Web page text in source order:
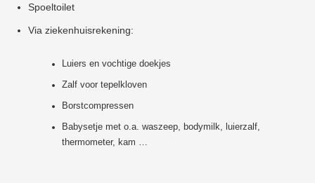
Spoeltoilet
Via ziekenhuisrekening:
Luiers en vochtige doekjes
Zalf voor tepelkloven
Borstcompressen
Babysetje met o.a. waszeep, bodymilk, luierzalf,
thermometer, kam …